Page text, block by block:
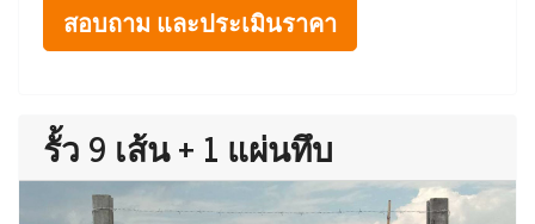
สอบถาม และประเมินราคา
รั้ว 9 เส้น + 1 แผ่นทึบ